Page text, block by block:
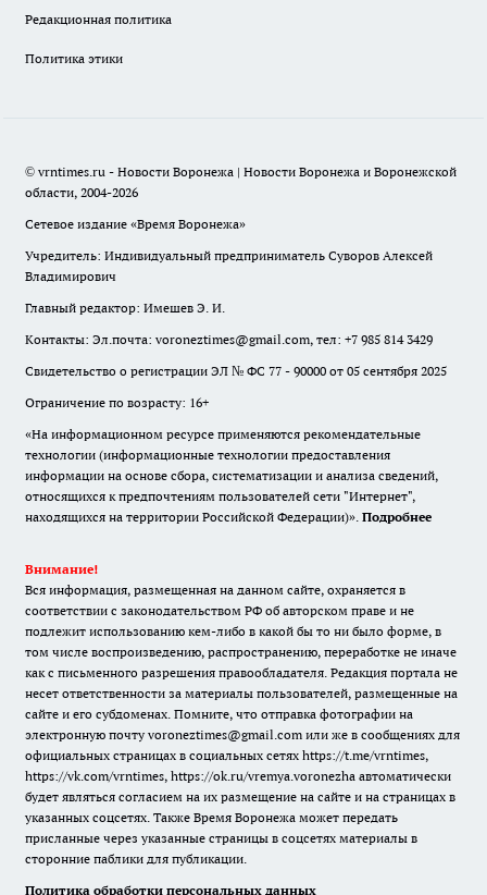
Редакционная политика
Политика этики
© vrntimes.ru - Новости Воронежа | Новости Воронежа и Воронежской
области, 2004-2026
Сетевое издание «Время Воронежа»
Учредитель: Индивидуальный предприниматель Суворов Алексей
Владимирович
Главный редактор: Имешев Э. И.
Контакты: Эл.почта: voroneztimes@gmail.com, тел: +7 985 814 3429
Свидетельство о регистрации ЭЛ № ФС 77 - 90000 от 05 сентября 2025
Ограничение по возрасту: 16+
«На информационном ресурсе применяются рекомендательные
технологии (информационные технологии предоставления
информации на основе сбора, систематизации и анализа сведений,
относящихся к предпочтениям пользователей сети "Интернет",
находящихся на территории Российской Федерации)». Подробнее
Внимание!
Вся информация, размещенная на данном сайте, охраняется в
соответствии с законодательством РФ об авторском праве и не
подлежит использованию кем-либо в какой бы то ни было форме, в
том числе воспроизведению, распространению, переработке не иначе
как с письменного разрешения правообладателя. Редакция портала не
несет ответственности за материалы пользователей, размещенные на
сайте и его субдоменах. Помните, что отправка фотографии на
электронную почту voroneztimes@gmail.com или же в сообщениях для
официальных страницах в социальных сетях https://t.me/vrntimes,
https://vk.com/vrntimes, https://ok.ru/vremya.voronezha автоматически
будет являться согласием на их размещение на сайте и на страницах в
указанных соцсетях. Также Время Воронежа может передать
присланные через указанные страницы в соцсетях материалы в
сторонние паблики для публикации.
Политика обработки персональных данных